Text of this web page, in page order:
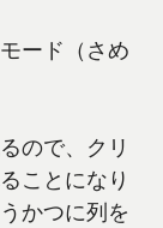
ード（さめ
ので、クリ
ことになり
かつに列を